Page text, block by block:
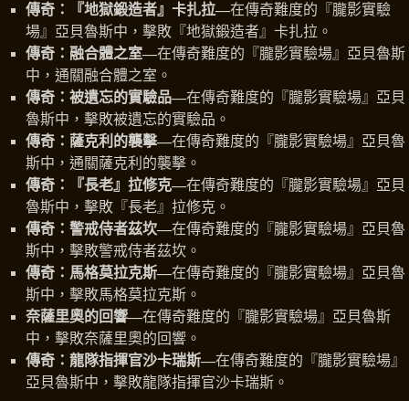
傳奇：『地獄鍛造者』卡扎拉—在傳奇難度的『朧影實驗
場』亞貝魯斯中，擊敗『地獄鍛造者』卡扎拉。
傳奇：融合體之室—在傳奇難度的『朧影實驗場』亞貝魯斯
中，通關融合體之室。
傳奇：被遺忘的實驗品—在傳奇難度的『朧影實驗場』亞貝
魯斯中，擊敗被遺忘的實驗品。
傳奇：薩克利的襲擊—在傳奇難度的『朧影實驗場』亞貝魯
斯中，通關薩克利的襲擊。
傳奇：『長老』拉修克—在傳奇難度的『朧影實驗場』亞貝
魯斯中，擊敗『長老』拉修克。
傳奇：警戒侍者茲坎—在傳奇難度的『朧影實驗場』亞貝魯
斯中，擊敗警戒侍者茲坎。
傳奇：馬格莫拉克斯—在傳奇難度的『朧影實驗場』亞貝魯
斯中，擊敗馬格莫拉克斯。
奈薩里奧的回響—在傳奇難度的『朧影實驗場』亞貝魯斯
中，擊敗奈薩里奧的回響。
傳奇：龍隊指揮官沙卡瑞斯—在傳奇難度的『朧影實驗場』
亞貝魯斯中，擊敗龍隊指揮官沙卡瑞斯。